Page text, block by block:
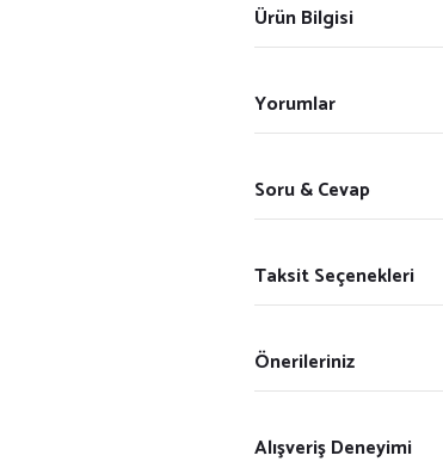
Ürün Bilgisi
Yorumlar
Soru & Cevap
Taksit Seçenekleri
Önerileriniz
Alışveriş Deneyimi